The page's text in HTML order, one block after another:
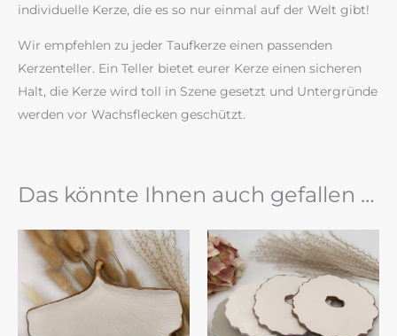
individuelle Kerze, die es so nur einmal auf der Welt gibt!
Wir empfehlen zu jeder Taufkerze einen passenden
Kerzenteller. Ein Teller bietet eurer Kerze einen sicheren
Halt, die Kerze wird toll in Szene gesetzt und Untergründe
werden vor Wachsflecken geschützt.
Das könnte Ihnen auch gefallen …